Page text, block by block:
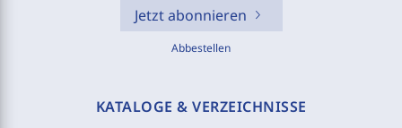
Jetzt abonnieren
Abbestellen
KATALOGE & VERZEICHNISSE